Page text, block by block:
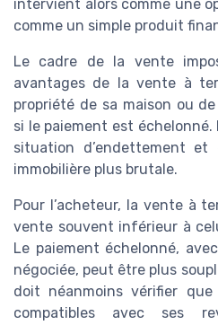
intervient alors comme une
comme un simple produit
Le cadre de la vente
avantages de la vente à
propriété de sa maison ou
si le paiement est
situation d’endettement
immobilière plus brutale.
Pour l’acheteur, la vente à
vente souvent inférieur à
Le paiement échelonné,
négociée, peut être plus
doit néanmoins vérifier
compatibles avec ses